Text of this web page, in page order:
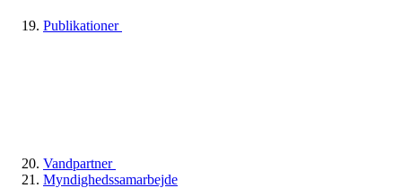
Publikationer
Vandpartner
Myndighedssamarbejde